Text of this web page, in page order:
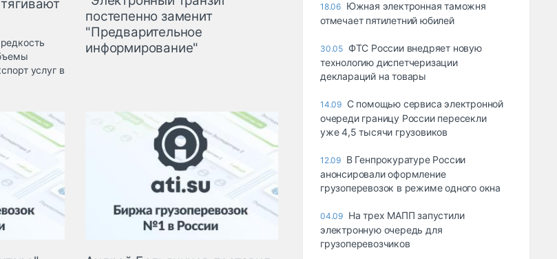
услуг в
постепенно заменит
"Предварительное
информирование"
18.06 Южная электронная таможня
отмечает пятилетний юбилей
30.05 ФТС России внедряет новую
технологию диспетчеризации
деклараций на товары
14.09 С помощью сервиса электронной
очереди границу России пересекли
уже 4,5 тысячи грузовиков
12.09 В Генпрокуратуре России
анонсировали оформление
грузоперевозок в режиме одного окна
04.09 На трех МАПП запустили
электронную очередь для
грузоперевозчиков